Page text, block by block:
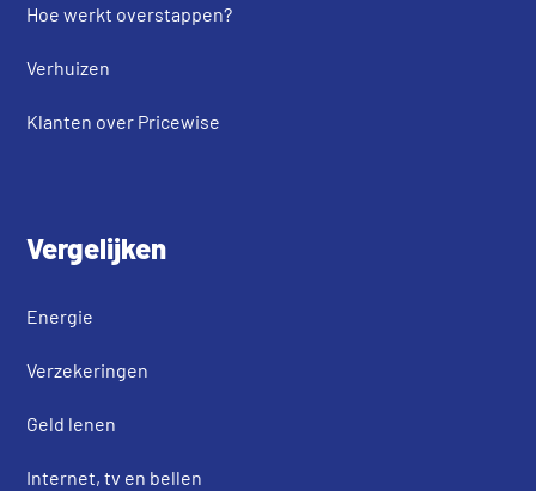
Hoe werkt overstappen?
Verhuizen
Klanten over Pricewise
Vergelijken
Energie
Verzekeringen
Geld lenen
Internet, tv en bellen